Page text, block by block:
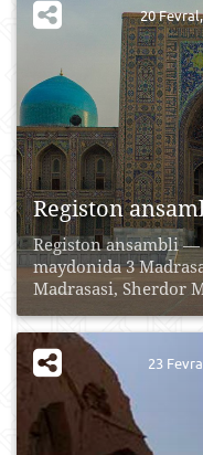
Registon
Registon ansambli —
maydonida 3
Madrasasi, Sherdor
20
23